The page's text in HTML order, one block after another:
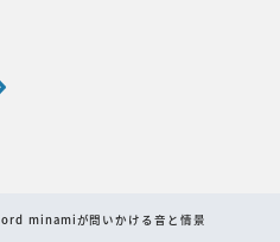
ord minamiが問いかける音と情景